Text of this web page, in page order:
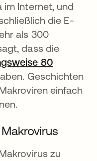
im Internet, und
die E-
als 300
dass die
80
Geschichten
einfach
zu